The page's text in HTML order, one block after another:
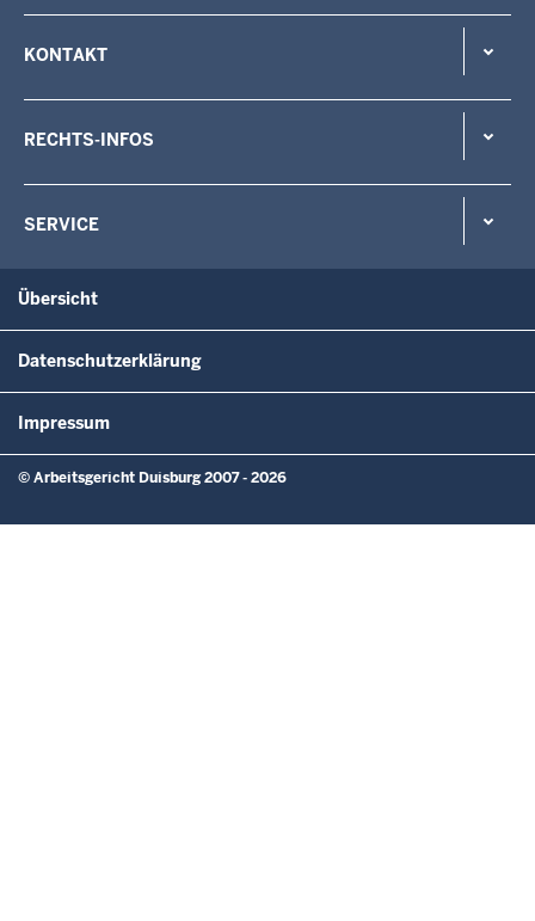
KONTAKT
RECHTS-INFOS
SERVICE
Übersicht
Datenschutzerklärung
Impressum
© Arbeitsgericht Duisburg 2007 - 2026